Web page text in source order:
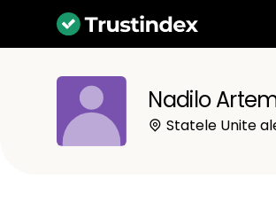
Nadilo
Statele Unite